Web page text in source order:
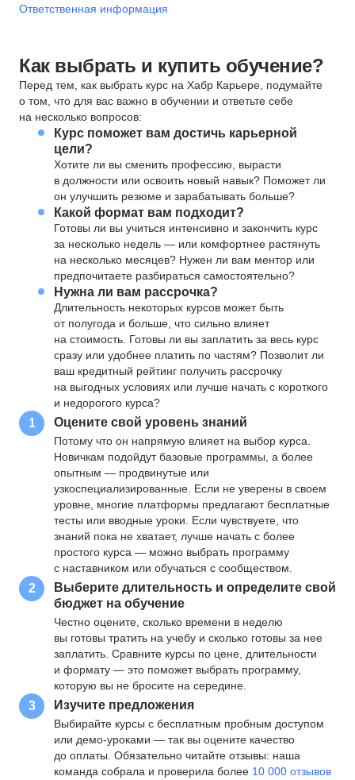
Ответственная информация
Как выбрать и купить обучение?
Перед тем, как выбрать курс на Хабр Карьере, подумайте
о том, что для вас важно в обучении и ответьте себе
на несколько вопросов:
Курс поможет вам достичь карьерной
цели?
Хотите ли вы сменить профессию, вырасти
в должности или освоить новый навык? Поможет ли
он улучшить резюме и зарабатывать больше?
Какой формат вам подходит?
Готовы ли вы учиться интенсивно и закончить курс
за несколько недель — или комфортнее растянуть
на несколько месяцев? Нужен ли вам ментор или
предпочитаете разбираться самостоятельно?
Нужна ли вам рассрочка?
Длительность некоторых курсов может быть
от полугода и больше, что сильно влияет
на стоимость. Готовы ли вы заплатить за весь курс
сразу или удобнее платить по частям? Позволит ли
ваш кредитный рейтинг получить рассрочку
на выгодных условиях или лучше начать с короткого
и недорогого курса?
1 Оцените свой уровень знаний
Потому что он напрямую влияет на выбор курса.
Новичкам подойдут базовые программы, а более
опытным — продвинутые или
узкоспециализированные. Если не уверены в своем
уровне, многие платформы предлагают бесплатные
тесты или вводные уроки. Если чувствуете, что
знаний пока не хватает, лучше начать с более
простого курса — можно выбрать программу
с наставником или обучаться с сообществом.
2
Выберите длительность и определите свой
бюджет на обучение
Честно оцените, сколько времени в неделю
вы готовы тратить на учебу и сколько готовы за нее
заплатить. Сравните курсы по цене, длительности
и формату — это поможет выбрать программу,
которую вы не бросите на середине.
3 Изучите предложения
Выбирайте курсы с бесплатным пробным доступом
или демо-уроками — так вы оцените качество
до оплаты. Обязательно читайте отзывы: наша
команда собрала и проверила более 10 000 отзывов